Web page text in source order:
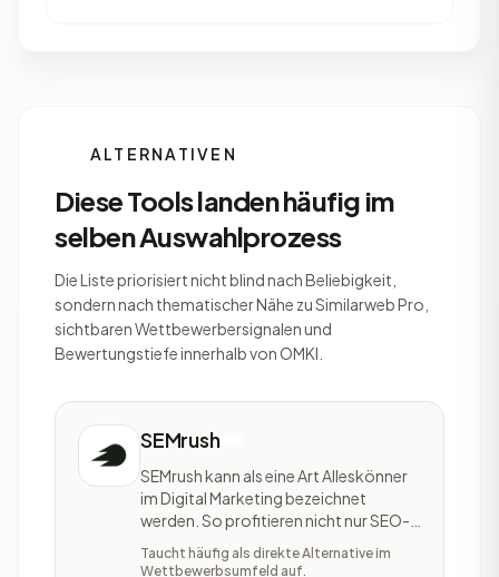
ALTERNATIVEN
Diese Tools landen häufig im
selben Auswahlprozess
Die Liste priorisiert nicht blind nach Beliebigkeit,
sondern nach thematischer Nähe zu Similarweb Pro,
sichtbaren Wettbewerbersignalen und
Bewertungstiefe innerhalb von OMKI.
SEMrush
SEMrush kann als eine Art Alleskönner
im Digital Marketing bezeichnet
werden. So profitieren nicht nur SEO-
Experten sondern auch PPC-Profis,
Social-Media-Manager, PR-Experten
Taucht häufig als direkte Alternative im
Wettbewerbsumfeld auf.